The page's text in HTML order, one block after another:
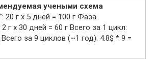
учеными схема
20 г х 5 дней = 100 г Фаза
г х 30 дней = 60 г Всего за 1 цикл:
за 9 циклов (~1 год): 4.8$ * 9 =